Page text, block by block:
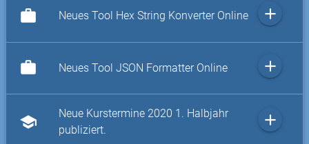
work Neues Tool Hex String Konverter Online add
work Neues Tool JSON Formatter Online add
school
Neue Kurstermine 2020 1. Halbjahr
publiziert.
add